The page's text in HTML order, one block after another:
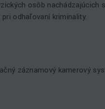
osôb nachádzajúcich
odhaľovaní kriminality.
záznamový kamerový